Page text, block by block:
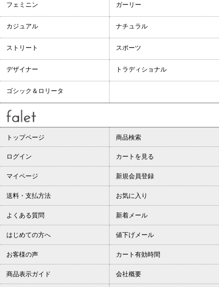
フェミニン ガーリー
カジュアル ナチュラル
ストリート スポーツ
デザイナー トラディショナル
ゴシック＆ロリータ
トップページ 商品検索
ログイン カートを見る
マイページ 新規会員登録
送料・支払方法 お気に入り
よくある質問 新着メール
はじめての方へ 値下げメール
お客様の声 カート有効時間
商品表示ガイド 会社概要